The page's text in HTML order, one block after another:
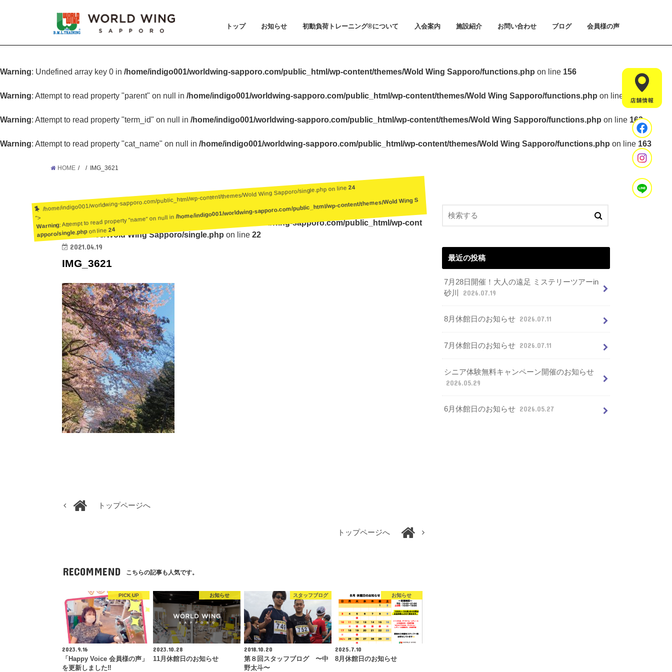
トップ お知らせ
お知らせ
メディア掲載
初動負荷トレーニング®について
初動負荷トレーニング®とは
小山 裕史博士のご紹介
BeMoLo®シューズについて
入会案内
入会案内
料金とお支払い方法について
体験会とトライアルプランについて
ビジター利用のご案内
会員規約
施設紹介
施設紹介
設置マシンのご紹介
アクセス
スタッフ紹介
お問い合わせ
お問い合わせ
入会手続きのご予約
体験会のご予約
見学・相談のご予約
よくあるご質問
ブログ 会員様の声
Warning: Undefined array key 0 in /home/indigo001/worldwing-sapporo.com/public_html/wp-content/themes/Wold Wing Sapporo/functions.php on line 156
Warning: Attempt to read property "parent" on null in /home/indigo001/worldwing-sapporo.com/public_html/wp-content/themes/Wold Wing Sapporo/functions.php on line 157
Warning: Attempt to read property "term_id" on null in /home/indigo001/worldwing-sapporo.com/public_html/wp-content/themes/Wold Wing Sapporo/functions.php on line 163
Warning: Attempt to read property "cat_name" on null in /home/indigo001/worldwing-sapporo.com/public_html/wp-content/themes/Wold Wing Sapporo/functions.php on line 163
HOME IMG_3621
Warning: Undefined array key 0 in
/home/indigo001/worldwing-sapporo.com/public_html/wp-cont
ent/themes/Wold Wing Sapporo/single.php on line 22
/home/indigo001/worldwing-sapporo.com/public_html/wp-content/themes/Wold Wing Sapporo/single.php on line24
">
Warning: Attempt to read property "name" on null in
/home/indigo001/worldwing-sapporo.com/public_html/wp-content/themes/Wold Wing S
apporo/single.phpon line24
2021.04.19
IMG_3621
トップページへ
トップページへ
RECOMMEND こちらの記事も人気です。
PICK UP
2023.9.16
「Happy Voice 会員様の声」
を更新しました‼︎
お知らせ
2023.10.28
11月休館日のお知らせ
スタッフブログ
2018.10.20
第８回スタッフブログ 〜中
野太斗〜
お知らせ
2025.7.10
8月休館日のお知らせ
最近の投稿
7月28日開催！大人の遠足 ミステリーツアーin
砂川
2026.07.19
8月休館日のお知らせ 2026.07.11
7月休館日のお知らせ 2026.07.11
シニア体験無料キャンペーン開催のお知らせ
2026.05.29
6月休館日のお知らせ 2026.05.27